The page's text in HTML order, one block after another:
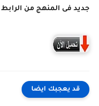
جديد فى المنهج من الرابط
قد يعجبك ايضا